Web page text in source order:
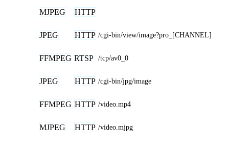
MJPEG HTTP
JPEG HTTP /cgi-bin/view/image?pro_[CHANNEL]
FFMPEG RTSP /tcp/av0_0
JPEG HTTP /cgi-bin/jpg/image
FFMPEG HTTP /video.mp4
MJPEG HTTP /video.mjpg